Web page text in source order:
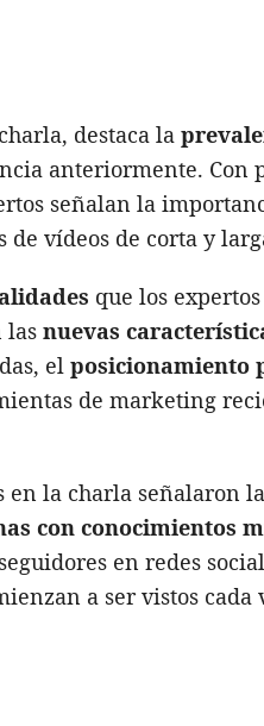
destaca la
anteriormente. Con
señalan la
de vídeos de corta y
que los
las nuevas
el posicionamiento
de marketing
en la charla señalaron
con conocimientos
en redes
a ser vistos cada